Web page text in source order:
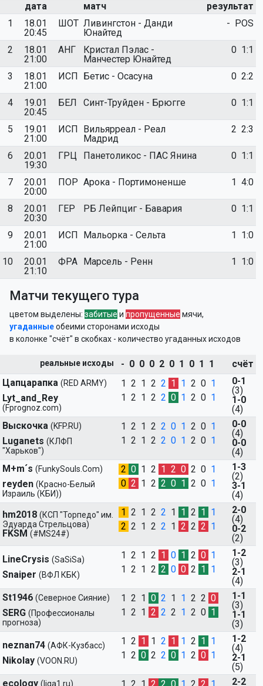
дата матч
результат
1
18.01
20:45
ШОТ Ливингстон - Данди
Юнайтед
- POS
2
18.01
21:00
АНГ
Кристал Пэлас -
Манчестер Юнайтед
0 1:1
3
18.01
21:00
ИСП Бетис - Осасуна 0 2:2
4
19.01
20:45
БЕЛ Синт-Труйден - Брюгге 0 1:1
5
19.01
21:00
ИСП Вильярреал - Реал
Мадрид
2 2:3
6
20.01
19:30
ГРЦ Панетоликос - ПАС Янина 0 1:1
7
20.01
20:00
ПОР Арока - Портимоненше 1 4:0
8
20.01
20:30
ГЕР РБ Лейпциг - Бавария 0 1:1
9
20.01
21:00
ИСП Мальорка - Сельта 1 1:0
10
20.01
21:10
ФРА Марсель - Ренн 1 1:0
Матчи текущего тура
цветом выделены: забитые и пропущенные мячи,
угаданныеобеими сторонами исходы
в колонке "счёт" в скобках - количество угаданных исходов
реальные исходы - 0 0 0 2 0 1 0 1 1
счёт
Цапцарапка (RED ARMY)
Lyt_and_Rey
(Fprognoz.com)
1 2 1 2 2 1 1 2 0 1
1 2 1 2 2 0 1 2 0 1
0-1
(3)
1-0
(4)
Выскочка (KFP.RU)
Luganets (КЛФП
"Харьков")
1 2 1 2 2 0 1 2 0 1
1 2 1 2 2 0 1 2 0 1
0-0
(4)
0-0
(4)
M+m´s (FunkySouls.Com)
reyden (Красно-Белый
Израиль (КБИ))
2 0 1 2 1 2 0 2 0 1
0 2 1 2 2 0 1 2 0 1
1-3
(2)
3-1
(4)
hm2018 (КСП "Торпедо" им.
Эдуарда Стрельцова)
FKSM (#MS24#)
1 2 1 2 2 1 1 2 1 1
2 2 1 2 2 1 2 2 2 1
2-0
(4)
0-2
(2)
LineCrysis (SaSiSa)
Snaiper (ВФЛ КБК)
1 2 1 2 1 0 1 2 0 1
1 2 1 2 2 0 0 2 1 1
1-2
(3)
2-1
(4)
St1946 (Северное Сияние)
SERG (Профессионалы
прогноза)
1 2 1 0 2 1 1 2 2 0
1 2 1 2 2 2 1 2 0 1
1-1
(3)
1-1
(3)
neznan74 (АФК-Кузбасс)
Nikolay (VOON.RU)
1 2 1 1 2 1 1 2 1 1
1 2 0 2 2 0 1 2 0 1
1-2
(4)
2-1
(5)
ecology (liga1.ru)
2-2